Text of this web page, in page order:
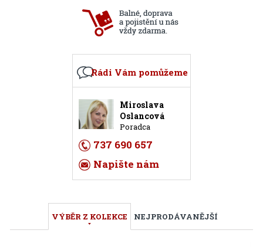
Rádi Vám pomůžeme
Miroslava
Oslancová
Poradca
737 690 657
Napište nám
VÝBĚR Z KOLEKCE NEJPRODÁVANĚJŠÍ